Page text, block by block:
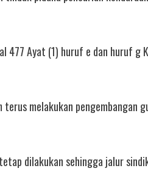
477 Ayat (1) huruf e dan huruf g
melakukan pengembangan
dilakukan sehingga jalur